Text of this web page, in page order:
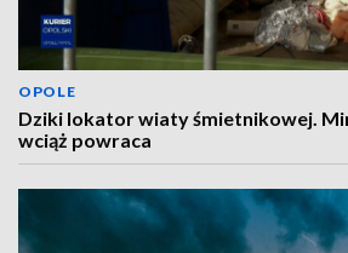
OPOLE
Dziki lokator wiaty śmietnikowej.
wciąż powraca